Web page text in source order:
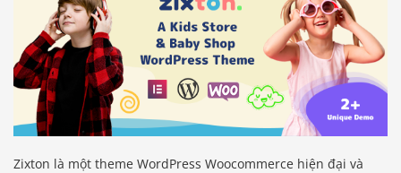
Zixton là một theme WordPress Woocommerce hiện đại và